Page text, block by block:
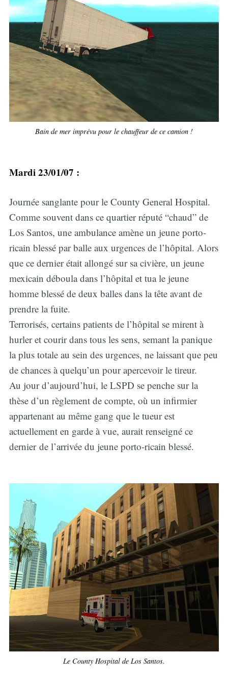
Bain de mer imprévu pour le chauffeur de ce camion !
Mardi 23/01/07 :
Journée sanglante pour le County General Hospital.
Comme souvent dans ce quartier réputé “chaud” de
Los Santos, une ambulance amène un jeune porto-
ricain blessé par balle aux urgences de l’hôpital. Alors
que ce dernier était allongé sur sa civière, un jeune
mexicain déboula dans l’hôpital et tua le jeune
homme blessé de deux balles dans la tête avant de
prendre la fuite.
Terrorisés, certains patients de l’hôpital se mirent à
hurler et courir dans tous les sens, semant la panique
la plus totale au sein des urgences, ne laissant que peu
de chances à quelqu’un pour apercevoir le tireur.
Au jour d’aujourd’hui, le LSPD se penche sur la
thèse d’un règlement de compte, où un infirmier
appartenant au même gang que le tueur est
actuellement en garde à vue, aurait renseigné ce
dernier de l’arrivée du jeune porto-ricain blessé.
Le County Hospital de Los Santos.